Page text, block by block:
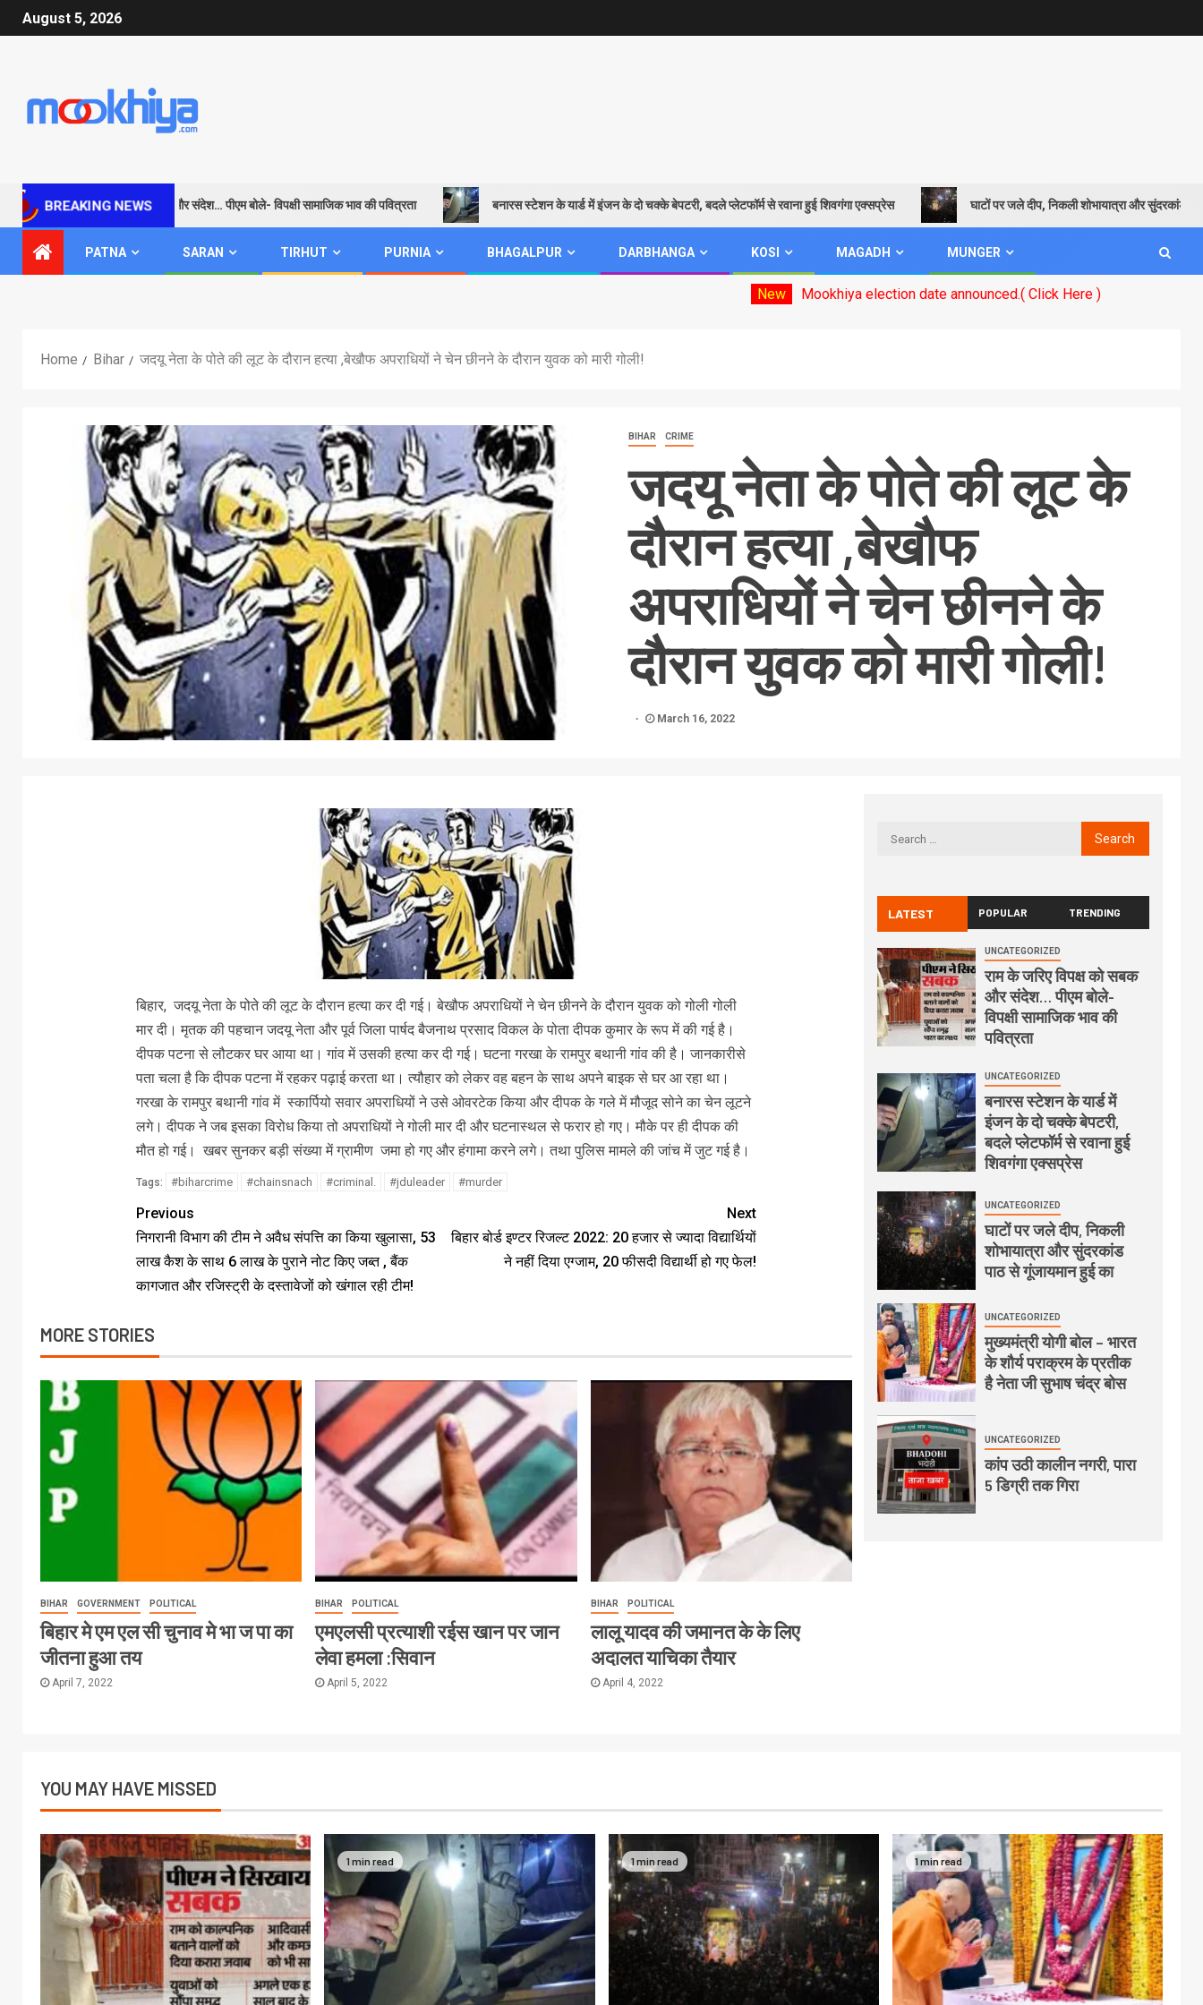
August 5, 2026
BREAKING NEWS
राम के जरिए विपक्ष को सबक और संदेश… पीएम बोले- विपक्षी सामाजिक भाव की पवित्रता बनारस स्टेशन के यार्ड में इंजन के दो चक्के बेपटरी, बदले प्लेटफॉर्म से रवाना हुई शिवगंगा एक्सप्रेस घाटों पर जले दीप, निकली शोभायात्रा और सुंदरकांड पाठ से
PATNA SARAN TIRHUT PURNIA BHAGALPUR DARBHANGA KOSI MAGADH MUNGER
Mookhiya election date announced.( Click Here )
Home Bihar जदयू नेता के पोते की लूट के दौरान हत्या ,बेखौफ अपराधियों ने चेन छीनने के दौरान युवक को मारी गोली!
BIHAR CRIME
जदयू नेता के पोते की लूट के
दौरान हत्या ,बेखौफ
अपराधियों ने चेन छीनने के
दौरान युवक को मारी गोली!
March 16, 2022
बिहार, जदयू नेता के पोते की लूट के दौरान हत्या कर दी गई। बेखौफ अपराधियों ने चेन छीनने के दौरान युवक को गोली गोली
मार दी। मृतक की पहचान जदयू नेता और पूर्व जिला पार्षद बैजनाथ प्रसाद विकल के पोता दीपक कुमार के रूप में की गई है।
दीपक पटना से लौटकर घर आया था। गांव में उसकी हत्या कर दी गई। घटना गरखा के रामपुर बथानी गांव की है। जानकारीसे
पता चला है कि दीपक पटना में रहकर पढ़ाई करता था। त्यौहार को लेकर वह बहन के साथ अपने बाइक से घर आ रहा था।
गरखा के रामपुर बथानी गांव में स्कार्पियो सवार अपराधियों ने उसे ओवरटेक किया और दीपक के गले में मौजूद सोने का चेन लूटने
लगे। दीपक ने जब इसका विरोध किया तो अपराधियों ने गोली मार दी और घटनास्थल से फरार हो गए। मौके पर ही दीपक की
मौत हो गई। खबर सुनकर बड़ी संख्या में ग्रामीण जमा हो गए और हंगामा करने लगे। तथा पुलिस मामले की जांच में जुट गई है।
Tags: #biharcrime #chainsnach #criminal. #jduleader #murder
Previous
निगरानी विभाग की टीम ने अवैध संपत्ति का किया खुलासा, 53
लाख कैश के साथ 6 लाख के पुराने नोट किए जब्त , बैंक
कागजात और रजिस्ट्री के दस्तावेजों को खंगाल रही टीम!
Next
बिहार बोर्ड इण्टर रिजल्ट 2022: 20 हजार से ज्यादा विद्यार्थियों
ने नहीं दिया एग्जाम, 20 फीसदी विद्यार्थी हो गए फेल!
MORE STORIES
BIHAR GOVERNMENT POLITICAL
बिहार मे एम एल सी चुनाव मे भा ज पा का
जीतना हुआ तय
April 7, 2022
BIHAR POLITICAL
एमएलसी प्रत्याशी रईस खान पर जान
लेवा हमला :सिवान
April 5, 2022
BIHAR POLITICAL
लालू यादव की जमानत के के लिए
अदालत याचिका तैयार
April 4, 2022
LATEST POPULAR TRENDING
UNCATEGORIZED
राम के जरिए विपक्ष को सबक
और संदेश… पीएम बोले-
विपक्षी सामाजिक भाव की
पवित्रता
UNCATEGORIZED
बनारस स्टेशन के यार्ड में
इंजन के दो चक्के बेपटरी,
बदले प्लेटफॉर्म से रवाना हुई
शिवगंगा एक्सप्रेस
UNCATEGORIZED
घाटों पर जले दीप, निकली
शोभायात्रा और सुंदरकांड
पाठ से गूंजायमान हुई का
UNCATEGORIZED
मुख्यमंत्री योगी बोल – भारत
के शौर्य पराक्रम के प्रतीक
है नेता जी सुभाष चंद्र बोस
UNCATEGORIZED
कांप उठी कालीन नगरी, पारा
5 डिग्री तक गिरा
YOU MAY HAVE MISSED
1 min read 1 min read 1 min read